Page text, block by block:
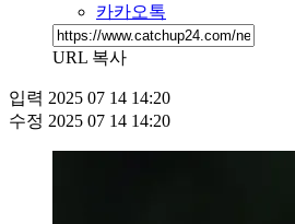
카카오톡
URL 복사
입력 2025 07 14 14:20
수정 2025 07 14 14:20